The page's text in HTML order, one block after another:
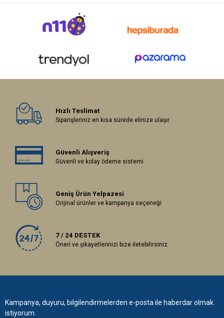
Hızlı Teslimat
Siparişleriniz en kısa sürede elinize ulaşır.
Güvenli Alışveriş
Güvenli ve kolay ödeme sistemi
Geniş Ürün Yelpazesi
Orijinal ürünler ve kampanya seçeneği
7 / 24 DESTEK
Öneri ve şikayetlerinizi bize iletebilirsiniz.
Kampanya, duyuru, bilgilendirmelerden e-posta ile haberdar olmak
istiyorum.